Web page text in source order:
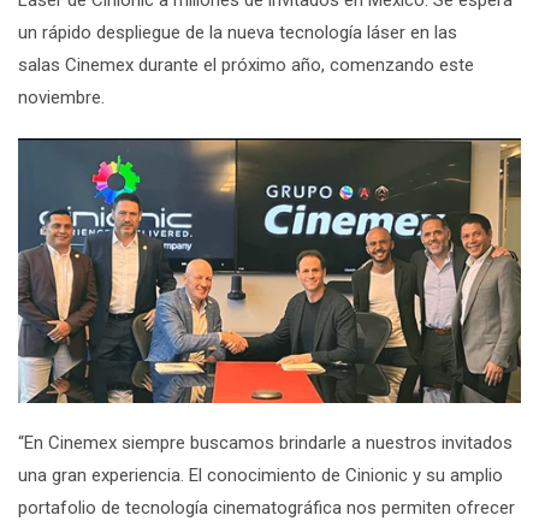
un rápido despliegue de la nueva tecnología láser en las
salas Cinemex durante el próximo año, comenzando este
noviembre.
“En Cinemex siempre buscamos brindarle a nuestros invitados
una gran experiencia. El conocimiento de Cinionic y su amplio
portafolio de tecnología cinematográfica nos permiten ofrecer